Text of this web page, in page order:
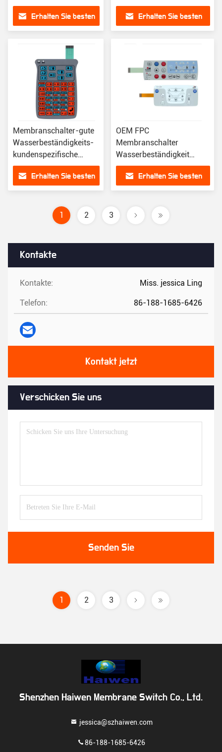
Kontakte
Kontakte: Miss. jessica Ling
Telefon: 86-188-1685-6426
Kontakt jetzt
Verschicken Sie uns
Senden Sie
Erhalten Sie besten
FPC kapazitive bettete LED
ein
Erhalten Sie besten
Membranschalter-gute
Wasserbeständigkeits-
kundenspezifische
Membran-Tastatur RAL
industrielle
Erhalten Sie besten
OEM FPC
Membranschalter
Wasserbeständigkeit
Computertastatur
Membranschalter
Erhalten Sie besten
1 2 3
1 2 3
Shenzhen Haiwen Membrane Switch Co., Ltd.
jessica@szhaiwen.com
86-188-1685-6426